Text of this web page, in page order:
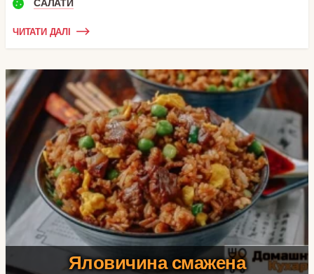
САЛАТИ
ЧИТАТИ ДАЛІ
Яловичина смажена